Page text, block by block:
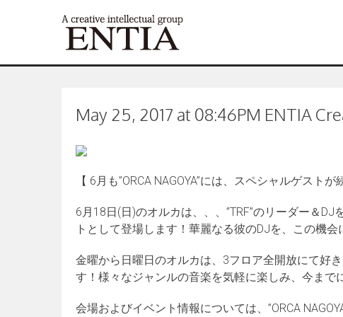
May 25, 2017 at 08:46PM ENTIA
【 6月も”ORCA NAGOYA”には、スペシャルゲストが
6月18日(日)のオルカは、、、”TRF”のリーダー＆
トとして登場します！華麗なる彼のDJを、この機会
金曜から日曜日のオルカは、3フロア全開放にて好
す！様々なジャンルの音楽を気軽に楽しみ、今まで
会場およびイベント情報については、”ORCA